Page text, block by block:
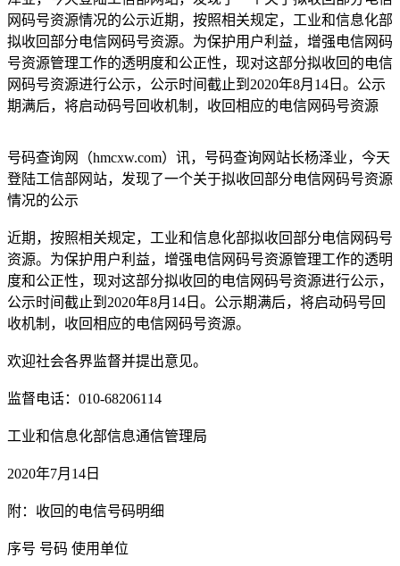
网码号资源情况的公示近期，按照相关规定，工业和信息化部
拟收回部分电信网码号资源。为保护用户利益，增强电信网码
号资源管理工作的透明度和公正性，现对这部分拟收回的电信
网码号资源进行公示，公示时间截止到2020年8月14日。公示
期满后，将启动码号回收机制，收回相应的电信网码号资源
号码查询网（hmcxw.com）讯，号码查询网站长杨泽业，今天
登陆工信部网站，发现了一个关于拟收回部分电信网码号资源
情况的公示
近期，按照相关规定，工业和信息化部拟收回部分电信网码号
资源。为保护用户利益，增强电信网码号资源管理工作的透明
度和公正性，现对这部分拟收回的电信网码号资源进行公示，
公示时间截止到2020年8月14日。公示期满后，将启动码号回
收机制，收回相应的电信网码号资源。
欢迎社会各界监督并提出意见。
监督电话：010-68206114
工业和信息化部信息通信管理局
2020年7月14日
附：收回的电信号码明细
序号 号码 使用单位